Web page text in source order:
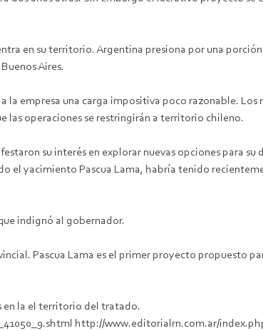
en su territorio. Argentina presiona por una
Aires.
la empresa una carga impositiva poco razonable. Los
las operaciones se restringirán a territorio chileno.
su interés en explorar nuevas opciones para su
el yacimiento Pascua Lama, habría tenido
indignó al gobernador.
Pascua Lama es el primer proyecto propuesto
en la el territorio del tratado.
http://www.editorialrn.com.ar/